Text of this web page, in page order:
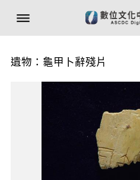
遺物：龜甲卜辭殘片